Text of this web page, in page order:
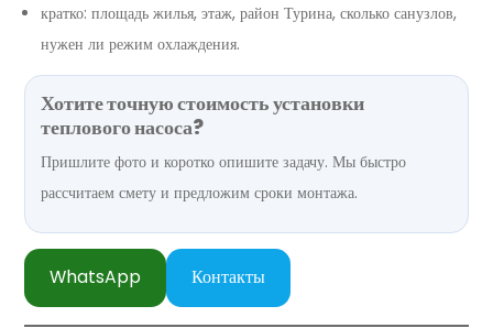
кратко: площадь жилья, этаж, район Турина, сколько санузлов,
нужен ли режим охлаждения.
Хотите точную стоимость установки
теплового насоса?
Пришлите фото и коротко опишите задачу. Мы быстро
рассчитаем смету и предложим сроки монтажа.
WhatsApp Контакты